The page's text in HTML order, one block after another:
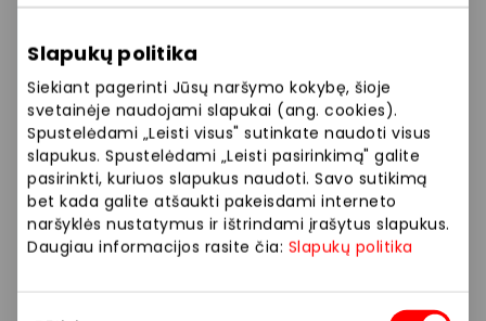
Slapukų politika
Siekiant pagerinti Jūsų naršymo kokybę, šioje
svetainėje naudojami slapukai (ang. cookies).
Spustelėdami „Leisti visus" sutinkate naudoti visus
slapukus. Spustelėdami „Leisti pasirinkimą" galite
pasirinkti, kuriuos slapukus naudoti. Savo sutikimą
bet kada galite atšaukti pakeisdami interneto
naršyklės nustatymus ir ištrindami įrašytus slapukus.
Daugiau informacijos rasite čia: Slapukų politika
Prekybos ir pramogų centre „AKROPOLIS“
veikiančios parduotuvės ir paslaugų teikėjai
savarankiškai nustato taikomas nuolaidas, jų
dydžius bei kitas aktualias sąlygas.
Stengiamės kuo tiksliau pateikti aktualią
informaciją, tačiau, jei kyla neatitikimų tarp mūsų
tinklalapyje pateiktos informacijos ir faktinės
informacijos parduotuvėje ar paslaugų teikimo
vietoje, visada vadovaukitės tuo, kas nurodyta
vietoje.